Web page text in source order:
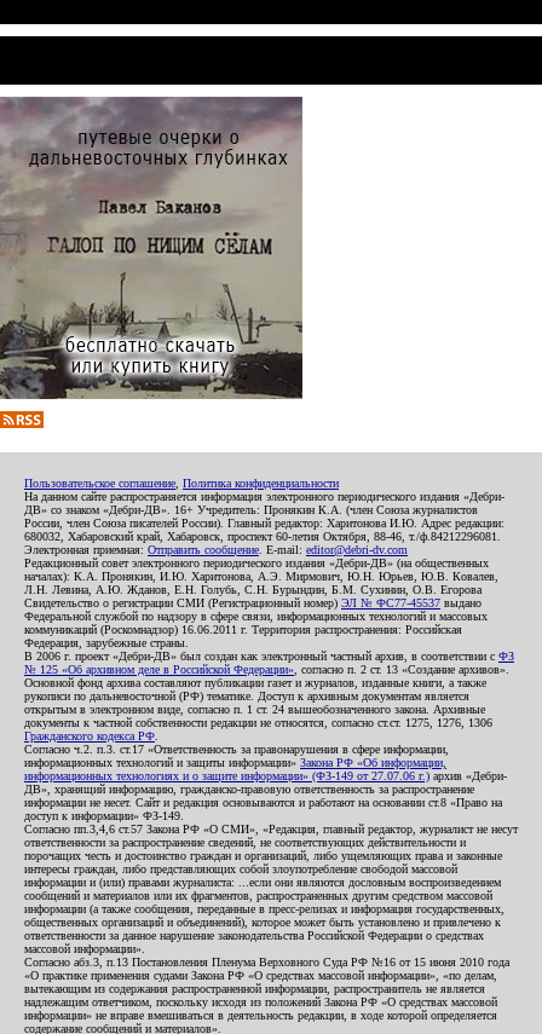
Пользовательское соглашение Политика конфиденциальности
На данном сайте распространяется информация электронного периодического издания «Дебри-
ДВ» со знаком «Дебри-ДВ». 16+ Учредитель: Пронякин К.А. (член Союза журналистов
России, член Союза писателей России). Главный редактор: Харитонова И.Ю. Адрес редакции:
680032, Хабаровский край, Хабаровск, проспект 60-летия Октября, 88-46, т./ф.84212296081.
Электронная приемная: Отправить сообщение . E-mail: editor@debri-dv.com
Редакционный совет электронного периодического издания «Дебри-ДВ» (на общественных
началах): К.А. Пронякин, И.Ю. Харитонова, А.Э. Мирмович, Ю.Н. Юрьев, Ю.В. Ковалев,
Л.Н. Левина, А.Ю. Жданов, Е.Н. Голубь, С.Н. Бурындин, Б.М. Сухинин, О.В. Егорова
Свидетельство о регистрации СМИ (Регистрационный номер) ЭЛ № ФС77-45537 выдано
Федеральной службой по надзору в сфере связи, информационных технологий и массовых
коммуникаций (Роскомнадзор) 16.06.2011 г. Территория распространения: Российская
Федерация, зарубежные страны.
В 2006 г. проект «Дебри-ДВ» был создан как электронный частный архив, в соответствии с ФЗ
№ 125 «Об архивном деле в Российской Федерации» , согласно п. 2 ст. 13 «Создание архивов».
Основной фонд архива составляют публикации газет и журналов, изданные книги, а также
рукописи по дальневосточной (РФ) тематике. Доступ к архивным документам является
открытым в электронном виде, согласно п. 1 ст. 24 вышеобозначенного закона. Архивные
документы к частной собственности редакции не относятся, согласно ст.ст. 1275, 1276, 1306
Гражданского кодекса РФ
Согласно ч.2. п.3. ст.17 «Ответственность за правонарушения в сфере информации,
информационных технологий и защиты информации» Закона РФ «Об информации,
информационных технологиях и о защите информации» (ФЗ-149 от 27.07.06 г.) архив «Дебри-
ДВ», хранящий информацию, гражданско-правовую ответственность за распространение
информации не несет. Сайт и редакция основываются и работают на основании ст.8 «Право на
доступ к информации» ФЗ-149.
Согласно пп.3,4,6 ст.57 Закона РФ «О СМИ», «Редакция, главный редактор, журналист не несут
ответственности за распространение сведений, не соответствующих действительности и
порочащих честь и достоинство граждан и организаций, либо ущемляющих права и законные
интересы граждан, либо представляющих собой злоупотребление свободой массовой
информации и (или) правами журналиста: ...если они являются дословным воспроизведением
сообщений и материалов или их фрагментов, распространенных другим средством массовой
информации (а также сообщения, переданные в пресс-релизах и информация государственных,
общественных организаций и объединений), которое может быть установлено и привлечено к
ответственности за данное нарушение законодательства Российской Федерации о средствах
массовой информации».
Согласно абз.3, п.13 Постановления Пленума Верховного Суда РФ №16 от 15 июня 2010 года
«О практике применения судами Закона РФ «О средствах массовой информации», «по делам,
вытекающим из содержания распространенной информации, распространитель не является
надлежащим ответчиком, поскольку исходя из положений Закона РФ «О средствах массовой
информации» не вправе вмешиваться в деятельность редакции, в ходе которой определяется
содержание сообщений и материалов».